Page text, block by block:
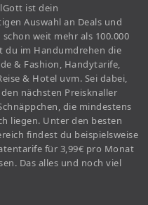
ist dein
Auswahl an Deals und
weit mehr als 100.000
du im Handumdrehen die
& Fashion, Handytarife,
& Hotel uvm. Sei dabei,
nächsten Preisknaller
die mindestens
liegen. Unter den besten
findest du beispielsweise
für 3,99€ pro Monat
Das alles und noch viel